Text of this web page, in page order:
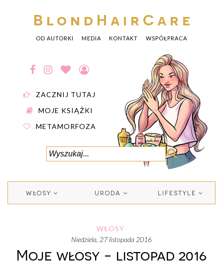
BlondHairCare
OD AUTORKI MEDIA KONTAKT WSPÓŁPRACA
ZACZNIJ TUTAJ
MOJE KSIĄŻKI
METAMORFOZA
WŁOSY URODA LIFESTYLE
WŁOSY
niedziela, 27 listopada 2016
Moje włosy - listopad 2016